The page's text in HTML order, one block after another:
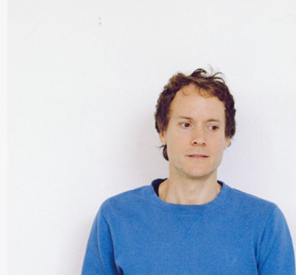
Mohamed
Mohamed
Male
Fantasies
Lille scene (Black